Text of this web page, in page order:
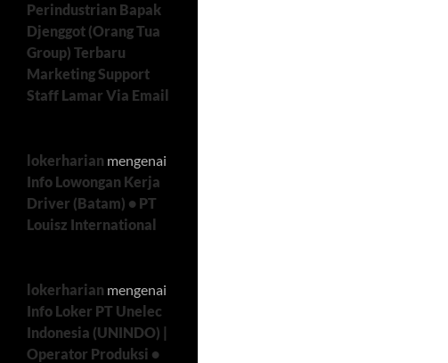
Perindustrian Bapak
Djenggot (Orang Tua
Group) Terbaru
Marketing Support
Staff Lamar Via Email
lokerharian mengenai
Info Lowongan Kerja
Driver (Batam) • PT
Louisz International
lokerharian mengenai
Info Loker PT Unelec
Indonesia (UNINDO) |
Operator Produksi •